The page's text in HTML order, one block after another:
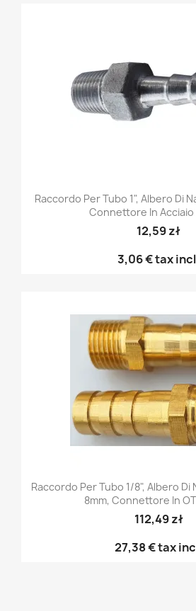
Raccordo Per Tubo 1", Albero Di
Connettore In Acciaio
12,59 zł
3,06 €tax
Raccordo Per Tubo 1/8", Albero Di
8mm, Connettore In
112,49 zł
27,38 €tax